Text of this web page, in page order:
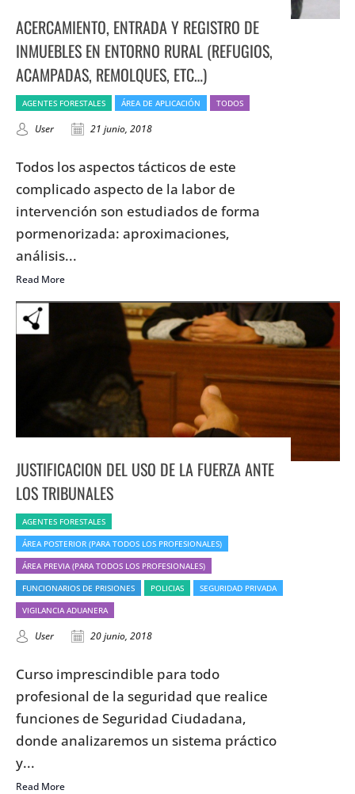
ACERCAMIENTO, ENTRADA Y REGISTRO DE
INMUEBLES EN ENTORNO RURAL (REFUGIOS,
ACAMPADAS, REMOLQUES, ETC…)
AGENTES FORESTALES ÁREA DE APLICACIÓN TODOS
User 21 junio, 2018
Todos los aspectos tácticos de este
complicado aspecto de la labor de
intervención son estudiados de forma
pormenorizada: aproximaciones,
análisis...
Read More
JUSTIFICACION DEL USO DE LA FUERZA ANTE
LOS TRIBUNALES
AGENTES FORESTALES
ÁREA POSTERIOR (PARA TODOS LOS PROFESIONALES)
ÁREA PREVIA (PARA TODOS LOS PROFESIONALES)
FUNCIONARIOS DE PRISIONES
POLICIAS
SEGURIDAD PRIVADA
VIGILANCIA ADUANERA
User 20 junio, 2018
Curso imprescindible para todo
profesional de la seguridad que realice
funciones de Seguridad Ciudadana,
donde analizaremos un sistema práctico
y...
Read More